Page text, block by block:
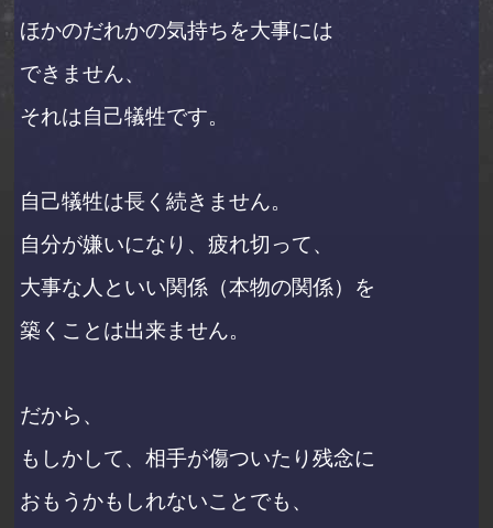
ほかのだれかの気持ちを大事には
できません、
それは自己犠牲です。
自己犠牲は長く続きません。
自分が嫌いになり、疲れ切って、
大事な人といい関係（本物の関係）を
築くことは出来ません。
だから、
もしかして、相手が傷ついたり残念に
おもうかもしれないことでも、